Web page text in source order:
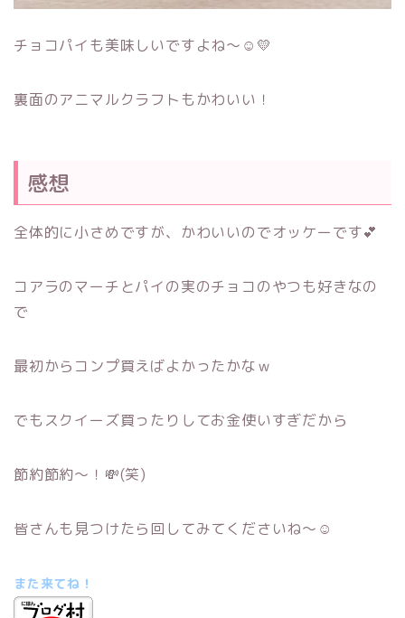
チョコパイも美味しいですよね～☺💛
裏面のアニマルクラフトもかわいい！
感想
全体的に小さめですが、かわいいのでオッケーです💕
コアラのマーチとパイの実のチョコのやつも好きなの
で
最初からコンプ買えばよかったかなｗ
でもスクイーズ買ったりしてお金使いすぎだから
節約節約～！💸(笑)
皆さんも見つけたら回してみてくださいね～☺
また来てね！